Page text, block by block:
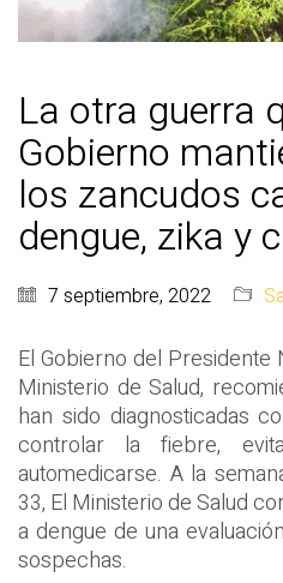
La otra guerra
Gobierno
los zancudos
dengue, zika y
7 septiembre, 2022
El Gobierno del Presidente
Ministerio de Salud,
han sido diagnosticadas
controlar la fiebre,
automedicarse. A la
33, El Ministerio de Salud
a dengue de una
sospechas.